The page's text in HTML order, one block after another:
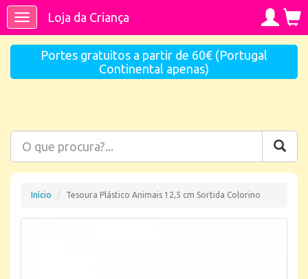
ToggleLoja da Criança
Portes gratuitos a partir de 60€ (Portugal
Continental apenas)
Início Tesoura Plástico Animais 12,5 cm Sortida Colorino